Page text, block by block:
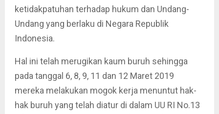
ketidakpatuhan terhadap hukum dan Undang-
Undang yang berlaku di Negara Republik
Indonesia.
Hal ini telah merugikan kaum buruh sehingga
pada tanggal 6, 8, 9, 11 dan 12 Maret 2019
mereka melakukan mogok kerja menuntut hak-
hak buruh yang telah diatur di dalam UU RI No.13